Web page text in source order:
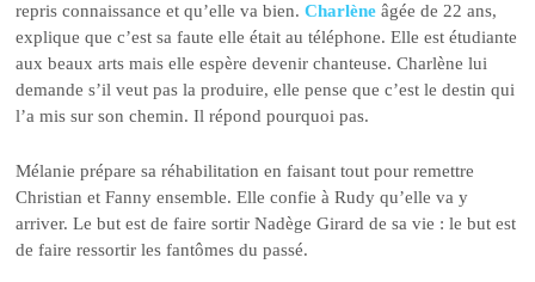
repris connaissance et qu’elle va bien.Charlène âgée de 22 ans,
explique que c’est sa faute elle était au téléphone. Elle est étudiante
aux beaux arts mais elle espère devenir chanteuse. Charlène lui
demande s’il veut pas la produire, elle pense que c’est le destin qui
l’a mis sur son chemin. Il répond pourquoi pas.
Mélanie prépare sa réhabilitation en faisant tout pour remettre
Christian et Fanny ensemble. Elle confie à Rudy qu’elle va y
arriver. Le but est de faire sortir Nadège Girard de sa vie : le but est
de faire ressortir les fantômes du passé.